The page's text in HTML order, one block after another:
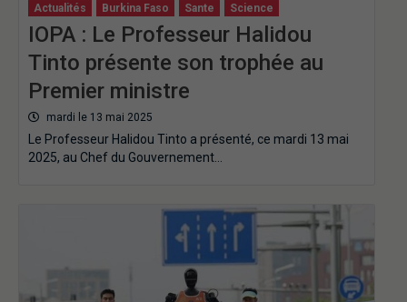
Actualités Burkina Faso Sante Science
IOPA : Le Professeur Halidou
Tinto présente son trophée au
Premier ministre
mardi le 13 mai 2025
‎Le Professeur Halidou Tinto a présenté, ce mardi 13 mai
2025, au Chef du Gouvernement…